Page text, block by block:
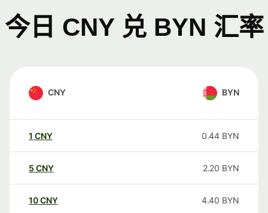
今日 CNY 兑 BYN 汇率
CNY BYN
1 CNY 0.44 BYN
5 CNY 2.20 BYN
10CNY 4.40 BYN